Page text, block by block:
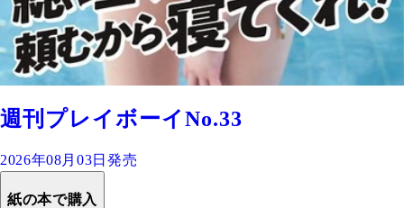
週刊プレイボーイNo.33
2026年08月03日発売
紙の本で購入